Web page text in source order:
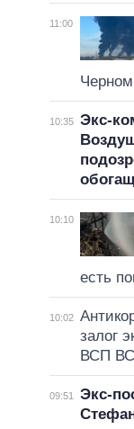
11:00
10:35 Экс-
10:10
есть
10:02
залог
ВСП
09:51
Экс-